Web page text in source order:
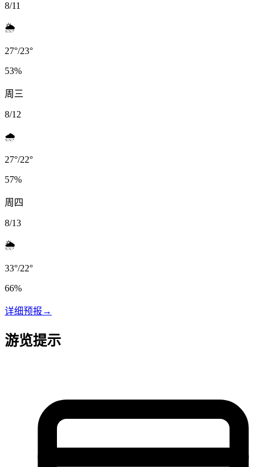
8/11
🌦️
27°/23°
53%
周三
8/12
🌧️
27°/22°
57%
周四
8/13
🌦️
33°/22°
66%
详细预报 →
游览提示